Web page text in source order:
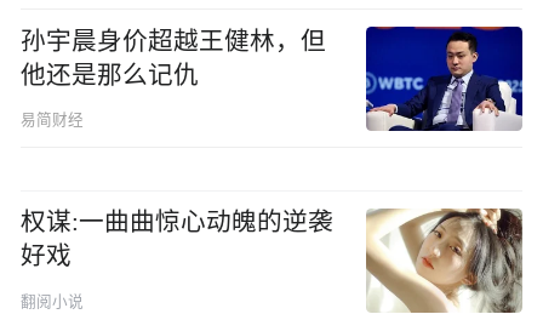
孙宇晨身价超越王健林，但
他还是那么记仇
易简财经
权谋:一曲曲惊心动魄的逆袭
好戏
翻阅小说